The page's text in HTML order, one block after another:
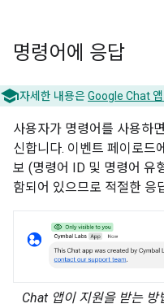
명령어에 응답
자세한 내용은Google Chat
사용자가 명령어를 사용하
신합니다. 이벤트 페이로드
보 (명령어 ID 및 명령어 유
함되어 있으므로 적절한 응
Chat 앱이 지원을 받는